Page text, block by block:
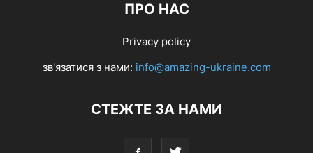
ПРО НАС
Privacy policy
зв'язатися з нами: info@amazing-ukraine.com
СТЕЖТЕ ЗА НАМИ